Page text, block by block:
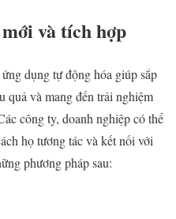
và tích hợp
dụng tự động hóa giúp sắp
quả và mang đến trải nghiệm
công ty, doanh nghiệp có thể
họ tương tác và kết nối với
phương pháp sau: